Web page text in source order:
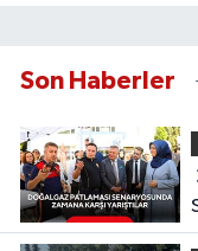
Son Haberler